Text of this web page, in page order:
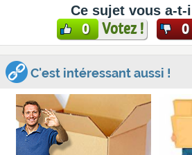
Ce sujet vous a-t-
0 Votez ! 0
C'est intéressant aussi !